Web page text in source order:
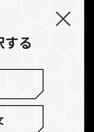
ザイン
広角で光りを放つ
載しています。ま
する